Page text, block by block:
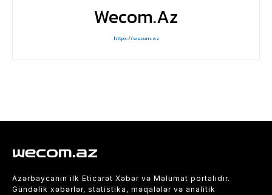
Wecom.az
https://wecom.az
wecom.az
Azərbaycanın ilk Eticarət Xəbər və Məlumat portalıdır.
Gündəlik xəbərlər, statistika, məqalələr və analitik